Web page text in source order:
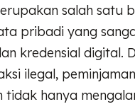
salah satu
pribadi yang
kredensial digital.
ilegal,
tidak hanya